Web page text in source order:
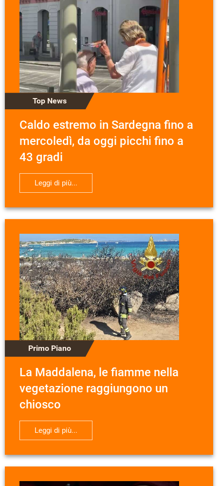
Top News
Caldo estremo in Sardegna fino a
mercoledì, da oggi picchi fino a
43 gradi
Leggi di più...
Primo Piano
La Maddalena, le fiamme nella
vegetazione raggiungono un
chiosco
Leggi di più...